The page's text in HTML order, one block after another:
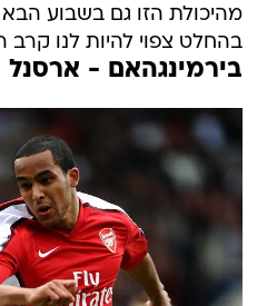
מהיכולת הזו גם בשבוע
בהחלט צפוי להיות לנו קרב
בירמינגהאם - ארסנל 1:1